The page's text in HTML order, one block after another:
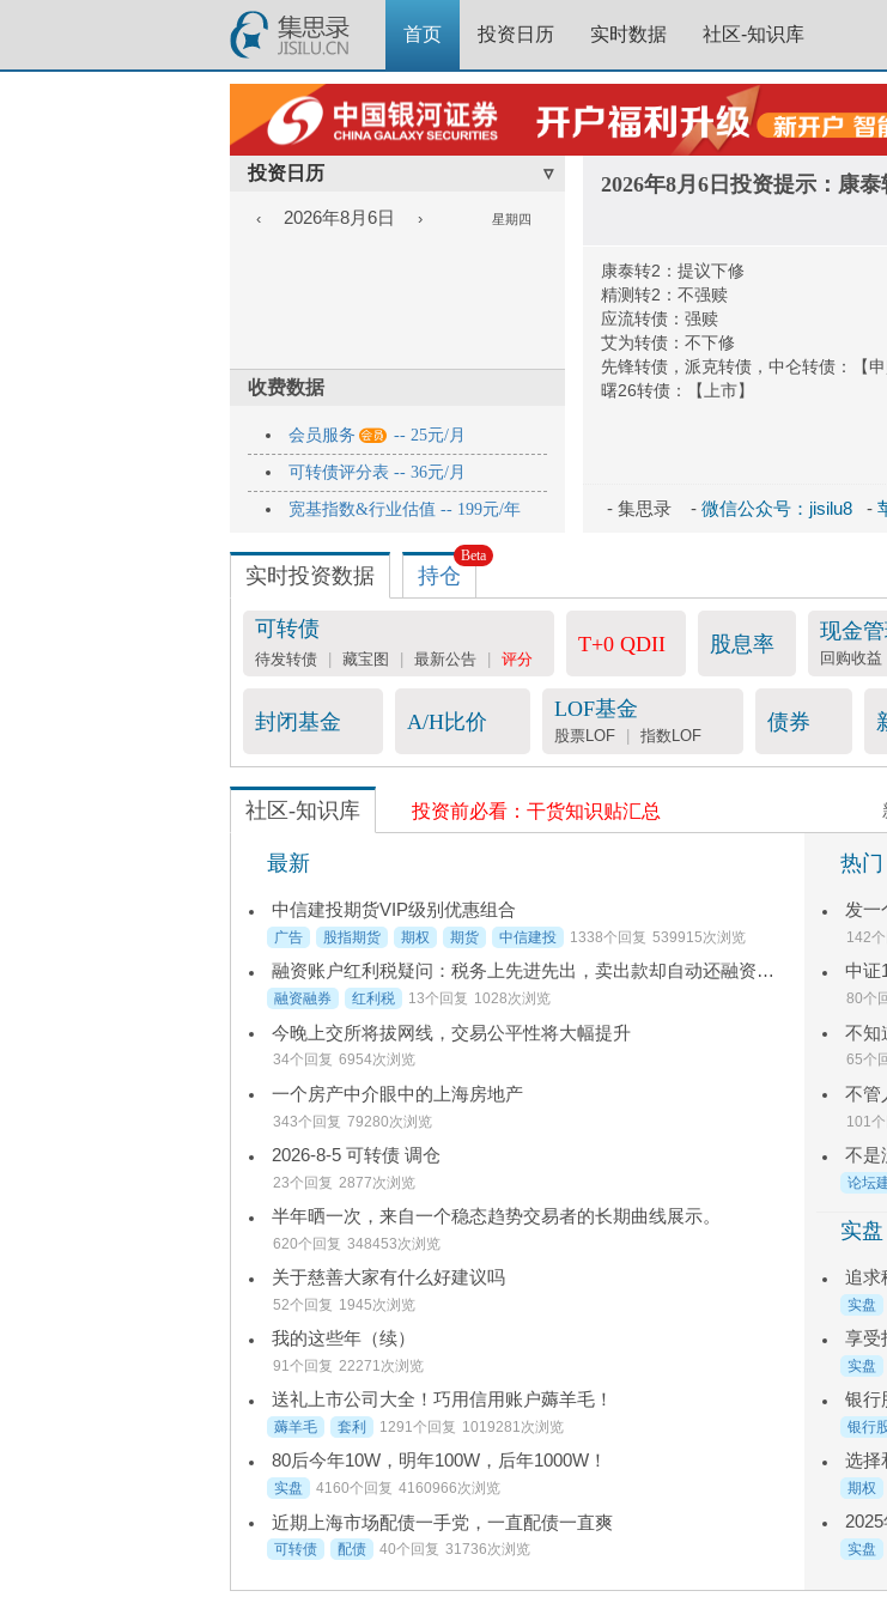
首页 投资日历 实时数据 社区-知识库
投资日历 ▿
‹ 2026年8月6日 › 星期四
收费数据
会员服务  -- 25元/月
可转债评分表 -- 36元/月
宽基指数&行业估值 -- 199元/年
2026年8月6日投资提示：康
康泰转2：提议下修
精测转2：不强赎
应流转债：强赎
艾为转债：不下修
先锋转债，派克转债，中仑转债：【申
曙26转债：【上市】
- 集思录 - 微信公众号：jisilu8 -
实时投资数据 持仓
Beta
可转债
待发转债 藏宝图 最新公告 评分
T+0 QDII 股息率
现金
回购收益
封闭基金 A/H比价
LOF基金
股票LOF | 指数LOF
债券
社区-知识库 投资前必看：干货知识贴汇总
最新
中信建投期货VIP级别优惠组合
广告 股指期货 期权 期货 中信建投 1338个回复 539915次浏览
融资账户红利税疑问：税务上先进先出，卖出款却自动还融资，两者矛盾吗？
融资融券 红利税 13个回复 1028次浏览
今晚上交所将拔网线，交易公平性将大幅提升
34个回复 6954次浏览
一个房产中介眼中的上海房地产
343个回复 79280次浏览
2026-8-5 可转债 调仓
23个回复 2877次浏览
半年晒一次，来自一个稳态趋势交易者的长期曲线展示。
620个回复 348453次浏览
关于慈善大家有什么好建议吗
52个回复 1945次浏览
我的这些年（续）
91个回复 22271次浏览
送礼上市公司大全！巧用信用账户薅羊毛！
薅羊毛 套利 1291个回复 1019281次浏览
80后今年10W，明年100W，后年1000W！
实盘 4160个回复 4160966次浏览
近期上海市场配债一手党，一直配债一直爽
可转债 配债 40个回复 31736次浏览
热门
142
中证
80个
不知
65个
不管
101
不是
论坛
实盘
追求
实盘
享受
实盘
银行
银行
选择
期权
实盘